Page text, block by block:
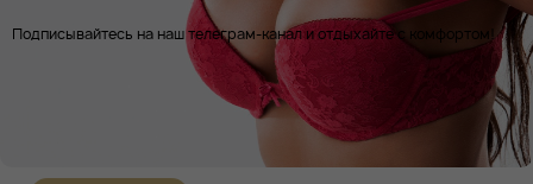
Подписывайтесь на наш телеграм-канал и отдыхайте с комфортом!